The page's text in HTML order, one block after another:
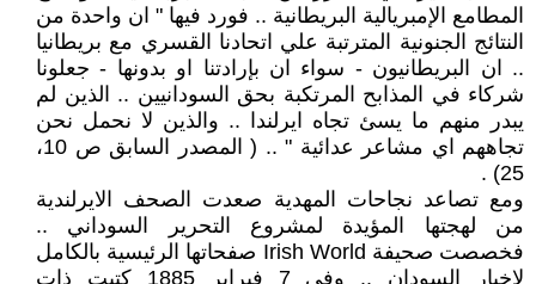
المطامع الإمبريالية البريطانية .. فورد فيها " ان واحدة من
النتائج الجنونية المترتبة علي اتحادنا القسري مع بريطانيا
.. ان البريطانيون - سواء ان بإرادتنا او بدونها - جعلونا
شركاء في المذابح المرتكبة بحق السودانيين .. الذين لم
يبدر منهم ما يسئ تجاه ايرلندا .. والذين لا نحمل نحن
تجاههم اي مشاعر عدائية " .. ( المصدر السابق ص 10،
25) .
ومع تصاعد نجاحات المهدية صعدت الصحف الايرلندية
من لهجتها المؤيدة لمشروع التحرير السوداني ..
فخصصت صحيفة Irish World صفحاتها الرئيسية بالكامل
لاخبار السودان .. وفي 7 فبراير 1885 كتبت ذات